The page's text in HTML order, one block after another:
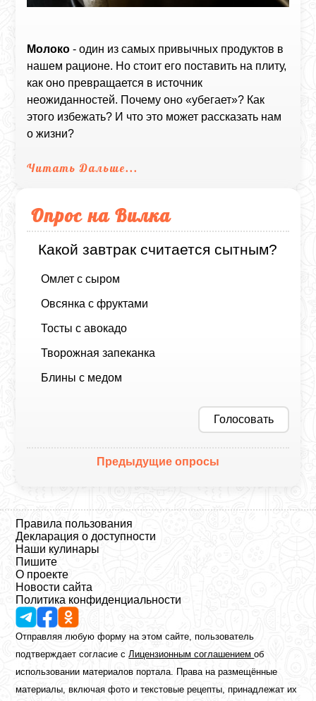
Молоко - один из самых привычных продуктов в
нашем рационе. Но стоит его поставить на плиту,
как оно превращается в источник
неожиданностей. Почему оно «убегает»? Как
этого избежать? И что это может рассказать нам
о жизни?
Читать Дальше...
Опрос на Вилка
Какой завтрак считается сытным?
Омлет с сыром
Овсянка с фруктами
Тосты с авокадо
Творожная запеканка
Блины с медом
Голосовать
Предыдущие опросы
Правила пользования
Декларация о доступности
Наши кулинары
Пишите
О проекте
Новости сайта
Политика конфиденциальности
Отправляя любую форму на этом сайте, пользователь
подтверждает согласие сЛицензионным соглашениемоб
использовании материалов портала. Права на размещённые
материалы, включая фото и текстовые рецепты, принадлежат их